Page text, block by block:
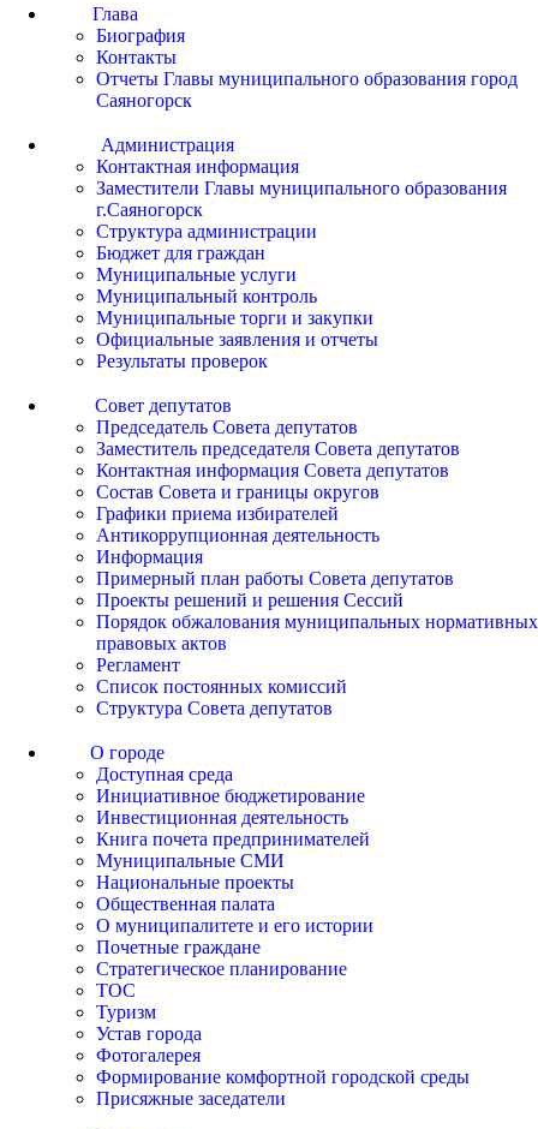
Глава
Биография
Контакты
Отчеты Главы муниципального образования город
Саяногорск
Администрация
Контактная информация
Заместители Главы муниципального образования
г.Саяногорск
Структура администрации
Бюджет для граждан
Муниципальные услуги
Муниципальный контроль
Муниципальные торги и закупки
Официальные заявления и отчеты
Результаты проверок
Совет депутатов
Председатель Совета депутатов
Заместитель председателя Совета депутатов
Контактная информация Совета депутатов
Состав Совета и границы округов
Графики приема избирателей
Антикоррупционная деятельность
Информация
Примерный план работы Совета депутатов
Проекты решений и решения Сессий
Порядок обжалования муниципальных нормативных
правовых актов
Регламент
Список постоянных комиссий
Структура Совета депутатов
О городе
Доступная среда
Инициативное бюджетирование
Инвестиционная деятельность
Книга почета предпринимателей
Муниципальные СМИ
Национальные проекты
Общественная палата
О муниципалитете и его истории
Почетные граждане
Стратегическое планирование
ТОС
Туризм
Устав города
Фотогалерея
Формирование комфортной городской среды
Присяжные заседатели